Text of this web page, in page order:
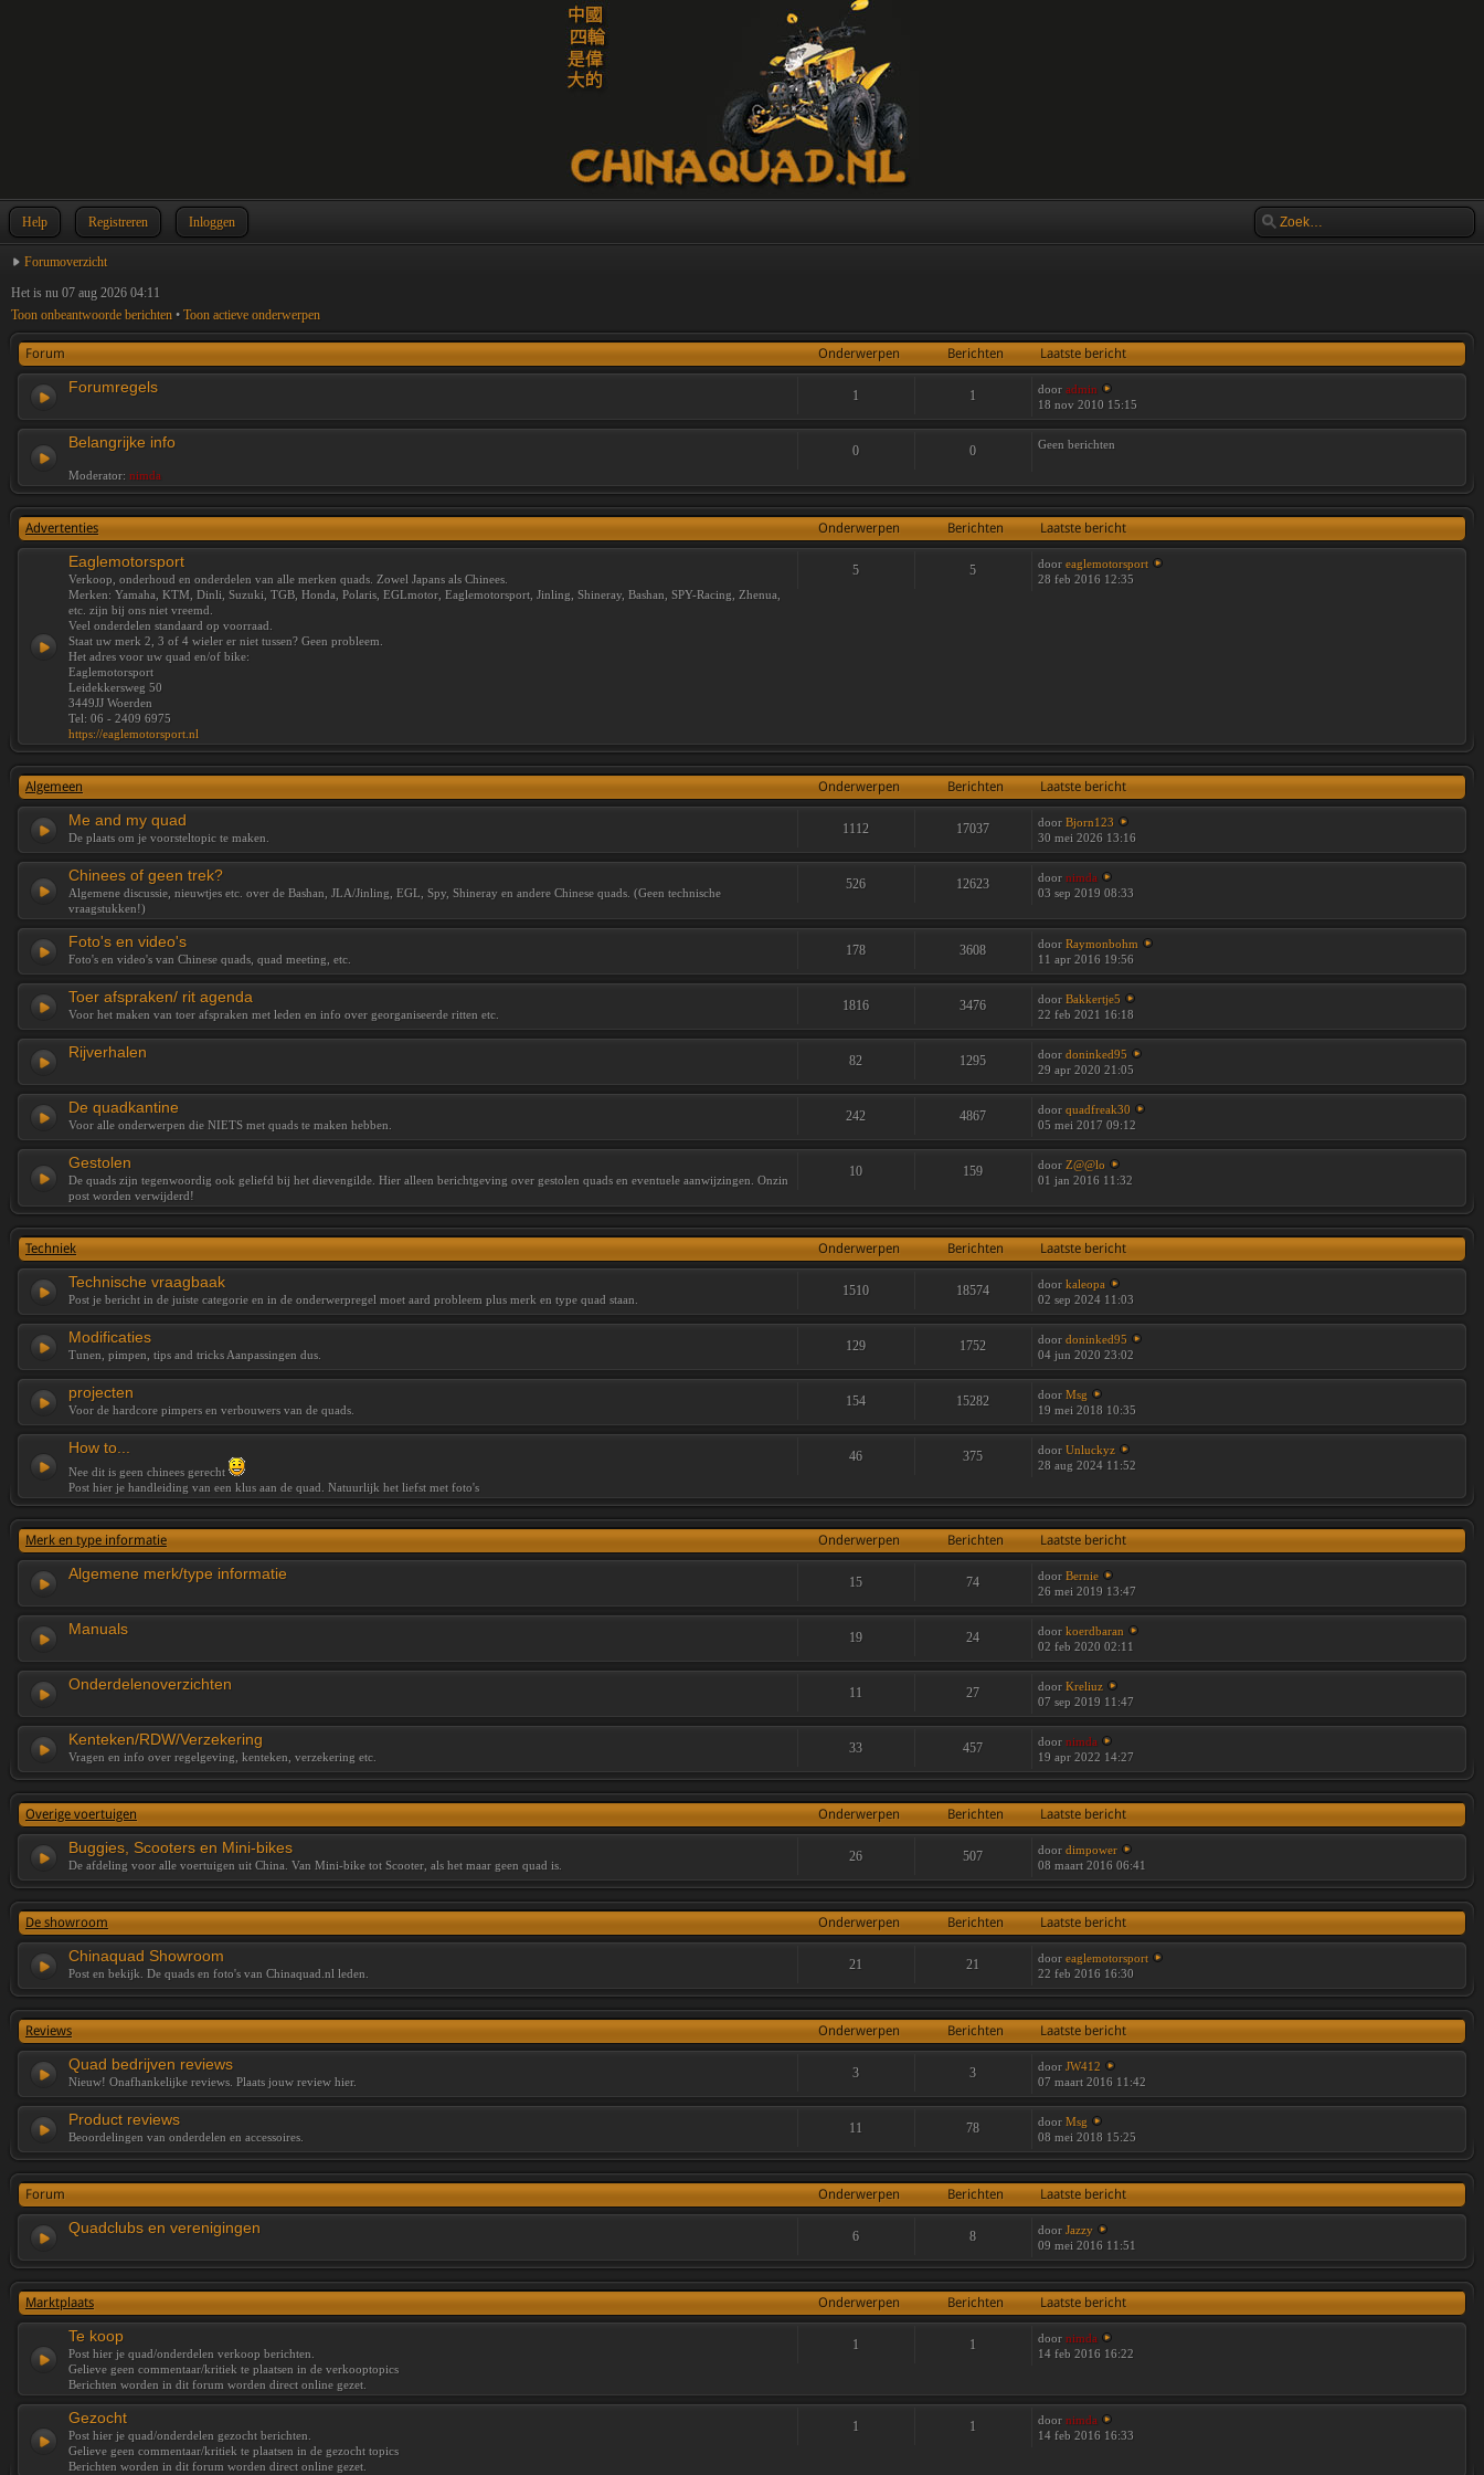
Help Registreren Inloggen
Forumoverzicht
Het is nu 07 aug 2026 04:11
Toon onbeantwoorde berichten • Toon actieve onderwerpen
Forum Onderwerpen Berichten Laatste bericht
Forumregels 1 1 door admin
18 nov 2010 15:15
Belangrijke info
Moderator: nimda
0 0 Geen berichten
Advertenties Onderwerpen Berichten Laatste bericht
Eaglemotorsport
Verkoop, onderhoud en onderdelen van alle merken quads. Zowel Japans als Chinees.
Merken: Yamaha, KTM, Dinli, Suzuki, TGB, Honda, Polaris, EGLmotor, Eaglemotorsport, Jinling, Shineray, Bashan, SPY-Racing, Zhenua,
etc. zijn bij ons niet vreemd.
Veel onderdelen standaard op voorraad.
Staat uw merk 2, 3 of 4 wieler er niet tussen? Geen probleem.
Het adres voor uw quad en/of bike:
Eaglemotorsport
Leidekkersweg 50
3449JJ Woerden
Tel: 06 - 2409 6975
https://eaglemotorsport.nl
5 5 door eaglemotorsport
28 feb 2016 12:35
Algemeen Onderwerpen Berichten Laatste bericht
Me and my quad
De plaats om je voorsteltopic te maken.
1112 17037 door Bjorn123
30 mei 2026 13:16
Chinees of geen trek?
Algemene discussie, nieuwtjes etc. over de Bashan, JLA/Jinling, EGL, Spy, Shineray en andere Chinese quads. (Geen technische
vraagstukken!)
526 12623 door nimda
03 sep 2019 08:33
Foto's en video's
Foto's en video's van Chinese quads, quad meeting, etc.
178 3608 door Raymonbohm
11 apr 2016 19:56
Toer afspraken/ rit agenda
Voor het maken van toer afspraken met leden en info over georganiseerde ritten etc.
1816 3476 door Bakkertje5
22 feb 2021 16:18
Rijverhalen 82 1295 door doninked95
29 apr 2020 21:05
De quadkantine
Voor alle onderwerpen die NIETS met quads te maken hebben.
242 4867 door quadfreak30
05 mei 2017 09:12
Gestolen
De quads zijn tegenwoordig ook geliefd bij het dievengilde. Hier alleen berichtgeving over gestolen quads en eventuele aanwijzingen. Onzin
post worden verwijderd!
10 159 door Z@@lo
01 jan 2016 11:32
Techniek Onderwerpen Berichten Laatste bericht
Technische vraagbaak
Post je bericht in de juiste categorie en in de onderwerpregel moet aard probleem plus merk en type quad staan.
1510 18574 door kaleopa
02 sep 2024 11:03
Modificaties
Tunen, pimpen, tips and tricks Aanpassingen dus.
129 1752 door doninked95
04 jun 2020 23:02
projecten
Voor de hardcore pimpers en verbouwers van de quads.
154 15282 door Msg
19 mei 2018 10:35
How to...
Nee dit is geen chinees gerecht
Post hier je handleiding van een klus aan de quad. Natuurlijk het liefst met foto's
46 375 door Unluckyz
28 aug 2024 11:52
Merk en type informatie Onderwerpen Berichten Laatste bericht
Algemene merk/type informatie 15 74 door Bernie
26 mei 2019 13:47
Manuals 19 24 door koerdbaran
02 feb 2020 02:11
Onderdelenoverzichten 11 27 door Kreliuz
07 sep 2019 11:47
Kenteken/RDW/Verzekering
Vragen en info over regelgeving, kenteken, verzekering etc.
33 457 door nimda
19 apr 2022 14:27
Overige voertuigen Onderwerpen Berichten Laatste bericht
Buggies, Scooters en Mini-bikes
De afdeling voor alle voertuigen uit China. Van Mini-bike tot Scooter, als het maar geen quad is.
26 507 door dimpower
08 maart 2016 06:41
De showroom Onderwerpen Berichten Laatste bericht
Chinaquad Showroom
Post en bekijk. De quads en foto's van Chinaquad.nl leden.
21 21 door eaglemotorsport
22 feb 2016 16:30
Reviews Onderwerpen Berichten Laatste bericht
Quad bedrijven reviews
Nieuw! Onafhankelijke reviews. Plaats jouw review hier.
3 3 door JW412
07 maart 2016 11:42
Product reviews
Beoordelingen van onderdelen en accessoires.
11 78 door Msg
08 mei 2018 15:25
Forum Onderwerpen Berichten Laatste bericht
Quadclubs en verenigingen 6 8 door Jazzy
09 mei 2016 11:51
Marktplaats Onderwerpen Berichten Laatste bericht
Te koop
Post hier je quad/onderdelen verkoop berichten.
Gelieve geen commentaar/kritiek te plaatsen in de verkooptopics
Berichten worden in dit forum worden direct online gezet.
1 1 door nimda
14 feb 2016 16:22
Gezocht
Post hier je quad/onderdelen gezocht berichten.
Gelieve geen commentaar/kritiek te plaatsen in de gezocht topics
Berichten worden in dit forum worden direct online gezet.
1 1 door nimda
14 feb 2016 16:33